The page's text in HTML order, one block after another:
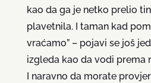
kao da ga je netko prelio
plavetnila. I taman kad
vraćamo” – pojavi se još
izgleda kao da vodi prema
I naravno da morate